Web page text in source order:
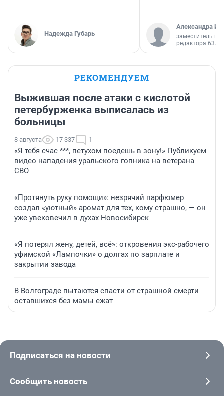
Надежда Губарь
Александра
заместитель
редактора 63.RU
РЕКОМЕНДУЕМ
Выжившая после атаки с кислотой
петербурженка выписалась из
больницы
8 августа 17 337 1
«Я тебя счас ***, петухом поедешь в зону!» Публикуем
видео нападения уральского гопника на ветерана
СВО
«Протянуть руку помощи»: незрячий парфюмер
создал «уютный» аромат для тех, кому страшно, — он
уже увековечил в духах Новосибирск
«Я потерял жену, детей, всё»: откровения экс-рабочего
уфимской «Лампочки» о долгах по зарплате и
закрытии завода
В Волгограде пытаются спасти от страшной смерти
оставшихся без мамы ежат
Подписаться на новости
Сообщить новость